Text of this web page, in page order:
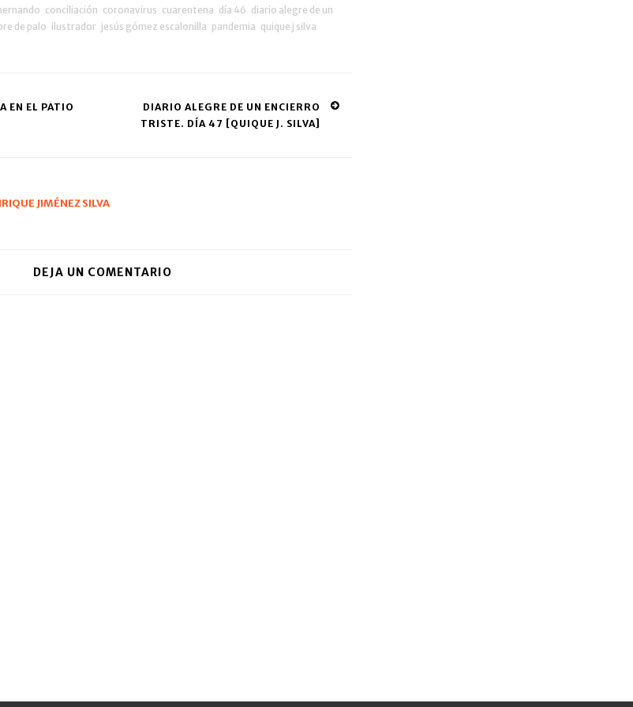
conciliación coronavirus cuarentena día 46 diario alegre de un
de palo ilustrador jesús gómez escalonilla pandemia quique j silva
EN EL PATIO
DIARIO ALEGRE DE UN ENCIERRO
TRISTE. DÍA 47 [QUIQUE J. SILVA]
JIMÉNEZ SILVA
DEJA UN COMENTARIO